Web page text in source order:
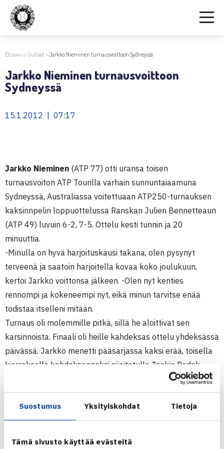
Suostumus Yksityiskohdat Tietoja
Tämä sivusto käyttää evästeitä
Etusivu > Uutiset>Jarkko Nieminen turnausvoittoon Sydneyssä
Jarkko Nieminen turnausvoittoon
Sydneyssä
15.1.2012 | 07:17
Jarkko Nieminen (ATP 77) otti uransa toisen
turnausvoiton ATP Tourilla varhain sunnuntaiaamuna
Sydneyssä, Australiassa voitettuaan ATP250-turnauksen
kaksinnpelin loppuottelussa Ranskan Julien Bennetteaun
(ATP 49) luvuin 6-2, 7-5. Ottelu kesti tunnin ja 20
minuuttia.
-Minulla on hyvä harjoituskausi takana, olen pysynyt
terveenä ja saatoin harjoitella kovaa koko joulukuun,
kertoi Jarkko voittonsa jälkeen. -Olen nyt kenties
rennompi ja kokeneempi nyt, eikä minun tarvitse enää
todistaa itselleni mitään.
Turnaus oli molemmille pitkä, sillä he aloittivat sen
karsinnoista. Finaali oli heille kahdeksas ottelu yhdeksässä
päivässä. Jarkko menetti pääsarjassa kaksi erää, toisella
kierroksella kahdeksanneksi sijoitetulle Tsekin Radek
Stepanekille ja välierissä uzbeskilaiskarsija Denis
Istominille.
Jarkko voitti Benneteaun nyt viidennen kerran.
Sekä Jarkko että Julien Benneteau täyttivät viime vuonna